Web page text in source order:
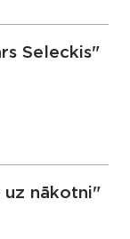
Seleckis"
uz nākotni"